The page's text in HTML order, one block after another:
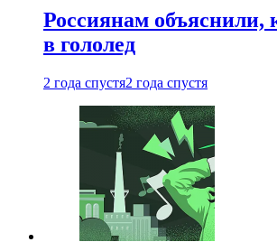
Россиянам
в гололед
2 года спустя2 года спустя